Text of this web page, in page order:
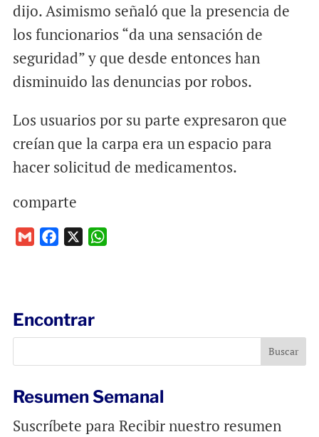
dijo. Asimismo señaló que la presencia de
los funcionarios “da una sensación de
seguridad” y que desde entonces han
disminuido las denuncias por robos.
Los usuarios por su parte expresaron que
creían que la carpa era un espacio para
hacer solicitud de medicamentos.
comparte
o
k
p
Encontrar
Resumen Semanal
Suscríbete para Recibir nuestro resumen